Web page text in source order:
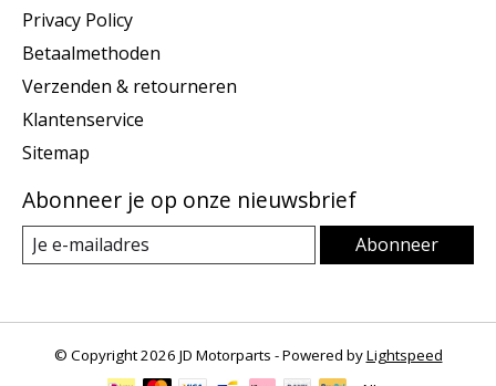
Privacy Policy
Betaalmethoden
Verzenden & retourneren
Klantenservice
Sitemap
Abonneer je op onze nieuwsbrief
Abonneer
© Copyright 2026 JD Motorparts - Powered byLightspeed